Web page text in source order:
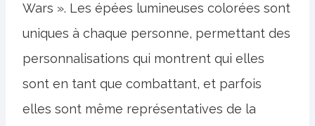
Wars ». Les épées lumineuses colorées sont
uniques à chaque personne, permettant des
personnalisations qui montrent qui elles
sont en tant que combattant, et parfois
elles sont même représentatives de la